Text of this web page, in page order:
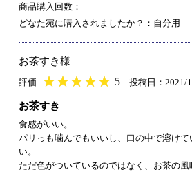
商品購入回数：
どなた宛に購入されましたか？：自分用
お茶すき様
評価 ★★★★★
★★★★★ 5 投稿日：2021/
お茶すき
食感がいい。
パリっも噛んでもいいし、口の中で溶け
い。
ただ色がついているのではなく、お茶の風